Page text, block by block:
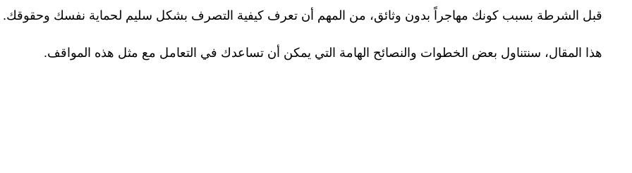
قبل الشرطة بسبب كونك مهاجراً بدون وثائق، من المهم أن تعرف كيفية التصرف بشكل سليم لحماية نفسك
هذا المقال، سنتناول بعض الخطوات والنصائح الهامة التي يمكن أن تساعدك في التعامل مع مثل هذه المواقف.